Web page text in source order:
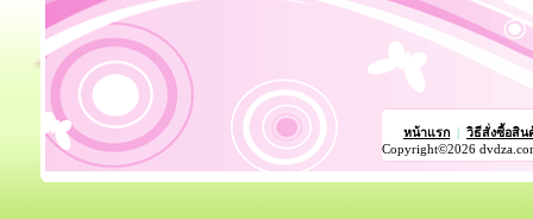
หน้าแรก
วิธีสั่งซื้อสิน
Copyright©2026